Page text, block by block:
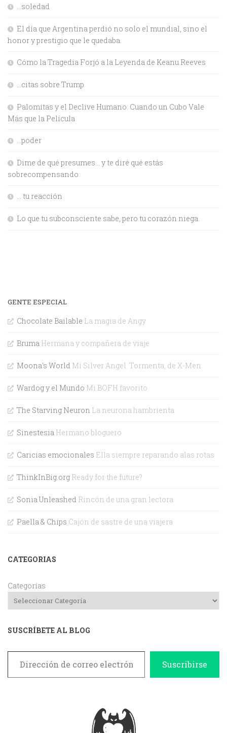
…soledad
El día que Argentina perdió no solo el mundial, sino el
honor y prestigio que le quedaba.
Cómo la Tragedia Forjó a la Leyenda de Keanu Reeves
…citas sobre Trump
Palomitas y el Declive Humano: Cuando un Cubo Vale
Más que la Película
…poder
Dime de qué presumes… y te diré qué estás
sobrecompensando
… tu reacción
Lo que tu subconsciente sabe, pero tu corazón niega.
GENTE ESPECIAL
Chocolate Bailable La magia de Angy
Bruma Hermana y compañera de viaje
Moona's World Mi Silver Angel. Tormenta, de X-Men
Wardog y el Mundo Mi BOFH favorito
The Starving Neuron La neurona hambrienta
Sinestesia Hermano bloguero
Caricias emocionales Ella siempre reparando alas rotas
ThinkInBig.org Ready for the future?
Sonia Unleashed Rincón de una gran lectora
Paella & Chips Cajón de sastre de una viajera
CATEGORIAS
Categorías
SUSCRÍBETE AL BLOG
Dirección de correo electrónico
Suscribirse